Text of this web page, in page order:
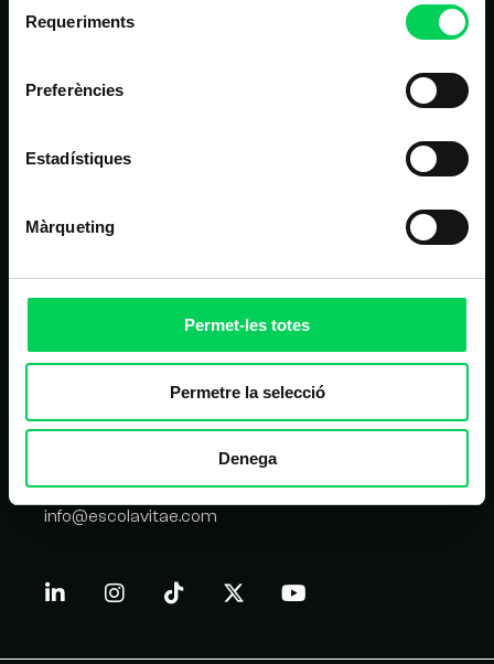
Requeriments
Preferències
Estadístiques
Màrqueting
Permet-les totes
Permetre la selecció
Denega
ALTRES LINKS D'INTERÈS
C/ Balmes 209, 08006 Barcelona
93 417 05 14
Plaza San Juan 5, 31620 Huarte
De dilluns a divendres de 08:30h a 15:00h
info@escolavitae.com